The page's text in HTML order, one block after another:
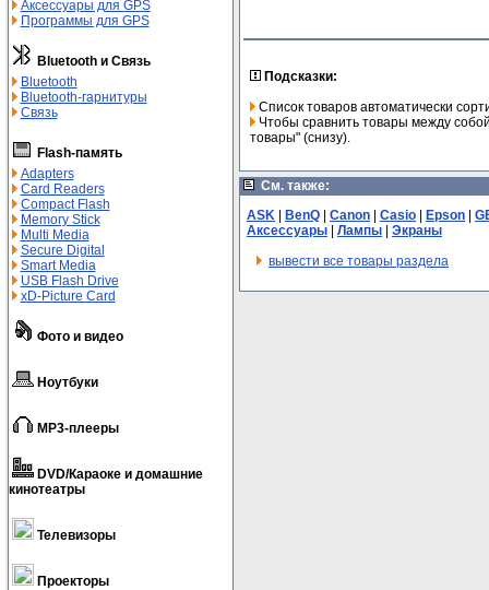
Аксессуары для GPS
Программы для GPS
Bluetooth и Связь
Bluetooth
Bluetooth-гарнитуры
Связь
Flash-память
Adapters
Card Readers
Compact Flash
Memory Stick
Multi Media
Secure Digital
Smart Media
USB Flash Drive
xD-Picture Card
Фото и видео
Ноутбуки
MP3-плееры
DVD/Караоке и домашние
кинотеатры
Телевизоры
Проекторы
Подсказки:
Список товаров автоматически
Чтобы сравнить товары между
товары" (снизу).
См. также:
ASK
BenQ Canon Casio Epson
Аксессуары
Лампы
Экраны
вывести все товары раздела